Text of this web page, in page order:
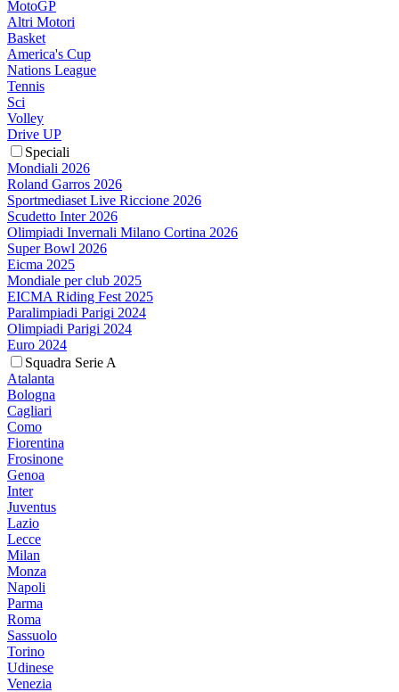
MotoGP
Altri Motori
Basket
America's Cup
Nations League
Tennis
Sci
Volley
Drive UP
Speciali
Mondiali 2026
Roland Garros 2026
Sportmediaset Live Riccione 2026
Scudetto Inter 2026
Olimpiadi Invernali Milano Cortina 2026
Super Bowl 2026
Eicma 2025
Mondiale per club 2025
EICMA Riding Fest 2025
Paralimpiadi Parigi 2024
Olimpiadi Parigi 2024
Euro 2024
Squadra Serie A
Atalanta
Bologna
Cagliari
Como
Fiorentina
Frosinone
Genoa
Inter
Juventus
Lazio
Lecce
Milan
Monza
Napoli
Parma
Roma
Sassuolo
Torino
Udinese
Venezia